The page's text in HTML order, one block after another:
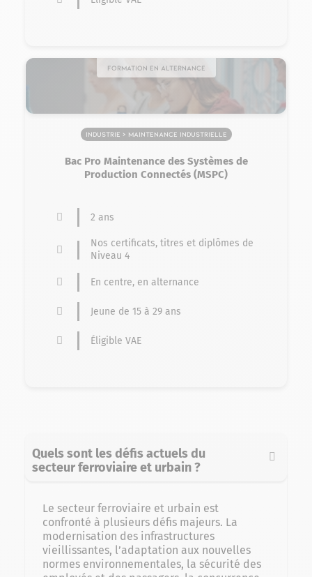
Formation en alternance
Industrie > Maintenance industrielle
Bac Pro Maintenance des Systèmes de
Production Connectés (MSPC)
2 ans
Nos certificats, titres et diplômes de
Niveau 4
En centre, en alternance
Jeune de 15 à 29 ans
Éligible VAE
Quels sont les défis actuels du
secteur ferroviaire et urbain ?
Le secteur ferroviaire et urbain est
confronté à plusieurs défis majeurs. La
modernisation des infrastructures
vieillissantes, l’adaptation aux nouvelles
normes environnementales, la sécurité des